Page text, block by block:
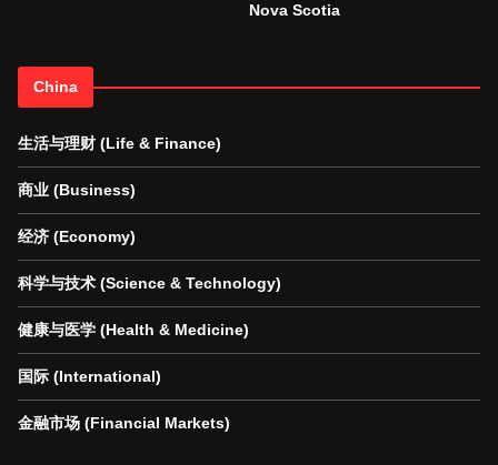
Nova Scotia
China
生活与理财 (Life & Finance)
商业 (Business)
经济 (Economy)
科学与技术 (Science & Technology)
健康与医学 (Health & Medicine)
国际 (International)
金融市场 (Financial Markets)